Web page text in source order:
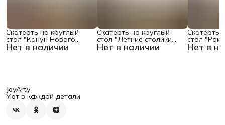
Нет в наличии
Скатерть на круглый
стол "Канун Нового
Года", 150х150 , серия Нет в наличии
Скатерть на круглый
стол "Летние столики
кафе", 150х150 Нет в
Скатерть
стол
поляне",
JoyArty
Уют в каждой детали